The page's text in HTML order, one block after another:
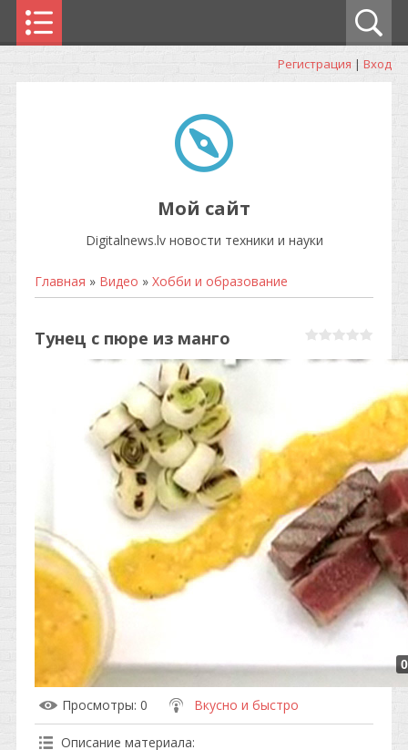
Регистрация | Вход
Мой сайт
Digitalnews.lv новости техники и науки
Главная » Видео » Хобби и образование
Тунец с пюре из манго
Просмотры: 0 Вкусно и быстро
Описание материала: